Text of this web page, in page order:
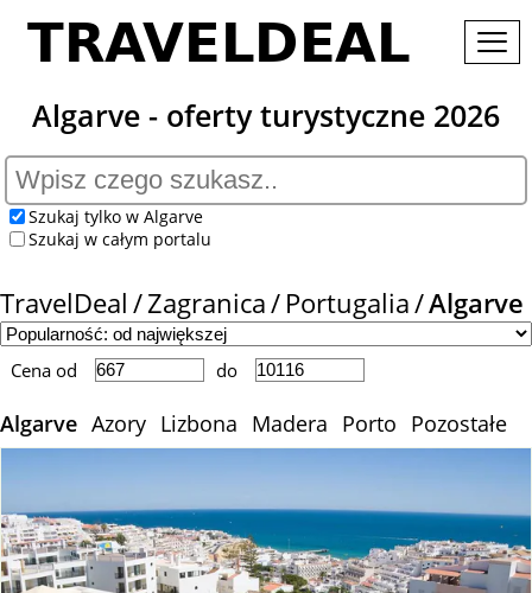
Algarve - oferty turystyczne 2026
Szukaj tylko w Algarve
Szukaj w całym portalu
TravelDeal Zagranica Portugalia Algarve
Cena od do
Algarve Azory Lizbona Madera Porto Pozostałe